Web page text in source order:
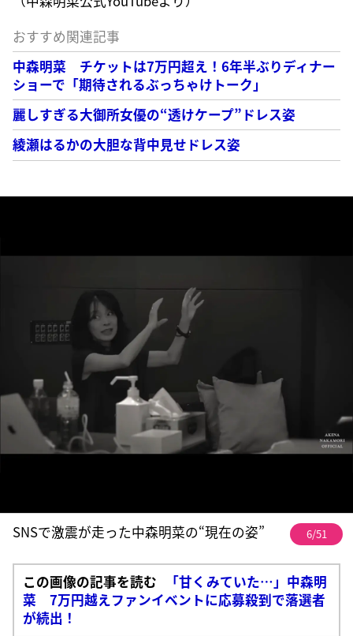
おすすめ関連記事
中森明菜 チケットは7万円超え！6年半ぶりディナー
ショーで「期待されるぶっちゃけトーク」
麗しすぎる大御所女優の“透けケープ”ドレス姿
綾瀬はるかの大胆な背中見せドレス姿
SNSで激震が走った中森明菜の“現在の姿” 6/51
この画像の記事を読む
「甘くみていた…」中森明
菜 7万円越えファンイベントに応募殺到で落選者
が続出！